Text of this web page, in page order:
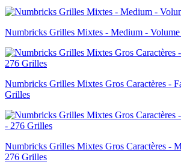
Numbricks Grilles Mixtes - Medium -
Numbricks Grilles Mixtes Gros Caractères -
Grilles
Numbricks Grilles Mixtes Gros Caractères -
276 Grilles